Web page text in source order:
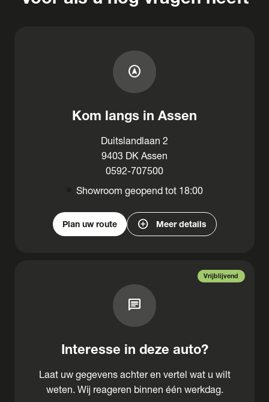
assistant_navigation
Kom langs in Assen
Duitslandlaan 2
9403 DK Assen
0592-707500
Showroom geopend tot 18:00
Plan uw route add_circle Meer details
Vrijblijvend
chat
Interesse in deze auto?
Laat uw gegevens achter en vertel wat u wilt
weten. Wij reageren binnen één werkdag.